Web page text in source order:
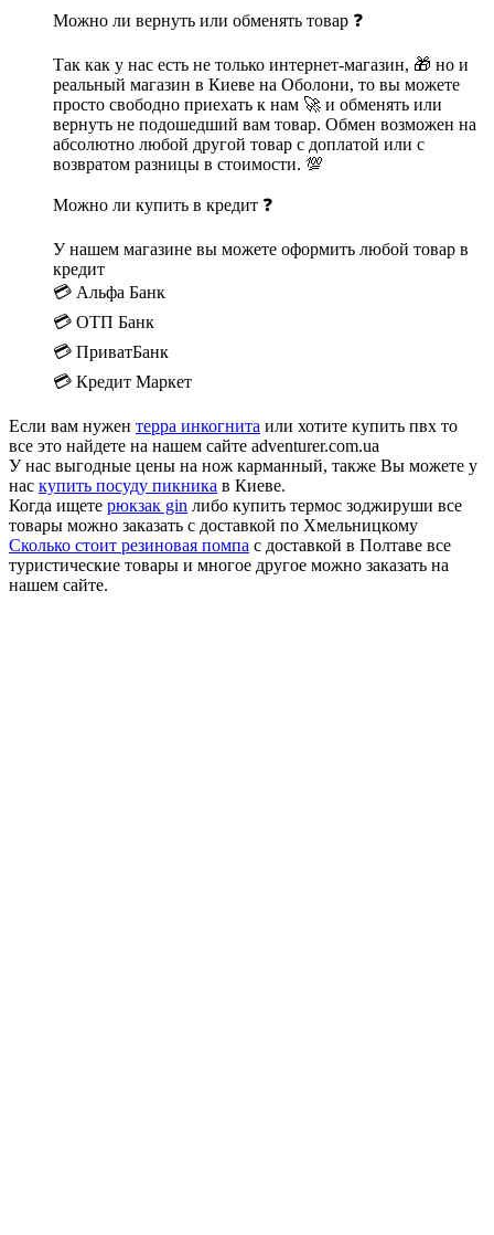
Можно ли вернуть или обменять товар ❓
Так как у нас есть не только интернет-магазин, 🎁 но и
реальный магазин в Киеве на Оболони, то вы можете
просто свободно приехать к нам 🚀 и обменять или
вернуть не подошедший вам товар. Обмен возможен на
абсолютно любой другой товар с доплатой или с
возвратом разницы в стоимости. 💯
Можно ли купить в кредит ❓
У нашем магазине вы можете оформить любой товар в
кредит
💳 Альфа Банк
💳 ОТП Банк
💳 ПриватБанк
💳 Кредит Маркет
Если вам нужен терра инкогнита или хотите купить пвх то
все это найдете на нашем сайте adventurer.com.ua
У нас выгодные цены на нож карманный, также Вы можете у
нас купить посуду пикника в Киеве.
Когда ищете рюкзак gin либо купить термос зоджируши все
товары можно заказать с доставкой по Хмельницкому
Сколько стоит резиновая помпа с доставкой в Полтаве все
туристические товары и многое другое можно заказать на
нашем сайте.